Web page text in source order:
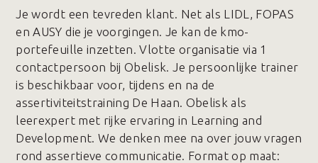
Je wordt een tevreden klant. Net als LIDL, FOPAS
en AUSY die je voorgingen. Je kan de kmo-
portefeuille inzetten. Vlotte organisatie via 1
contactpersoon bij Obelisk. Je persoonlijke trainer
is beschikbaar voor, tijdens en na de
assertiviteitstraining De Haan. Obelisk als
leerexpert met rijke ervaring in Learning and
Development. We denken mee na over jouw vragen
rond assertieve communicatie. Format op maat: